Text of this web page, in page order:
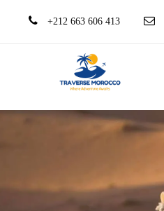
+212 663 606 413